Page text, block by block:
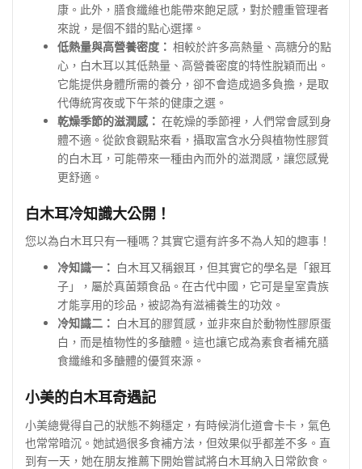
康。此外，膳食纖維也能帶來飽足感，對於體重管理者
來說，是個不錯的點心選擇。
低熱量與高營養密度： 相較於許多高熱量、高糖分的點
心，白木耳以其低熱量、高營養密度的特性脫穎而出。
它能提供身體所需的養分，卻不會造成過多負擔，是取
代傳統宵夜或下午茶的健康之選。
乾燥季節的滋潤感： 在乾燥的季節裡，人們常會感到身
體不適。從飲食觀點來看，攝取富含水分與植物性膠質
的白木耳，可能帶來一種由內而外的滋潤感，讓您感覺
更舒適。
白木耳冷知識大公開！
您以為白木耳只有一種嗎？其實它還有許多不為人知的趣事！
冷知識一： 白木耳又稱銀耳，但其實它的學名是「銀耳
子」，屬於真菌類食品。在古代中國，它可是皇室貴族
才能享用的珍品，被認為有滋補養生的功效。
冷知識二： 白木耳的膠質感，並非來自於動物性膠原蛋
白，而是植物性的多醣體。這也讓它成為素食者補充膳
食纖維和多醣體的優質來源。
小美的白木耳奇遇記
小美總覺得自己的狀態不夠穩定，有時候消化道會卡卡，氣色
也常常暗沉。她試過很多食補方法，但效果似乎都差不多。直
到有一天，她在朋友推薦下開始嘗試將白木耳納入日常飲食。